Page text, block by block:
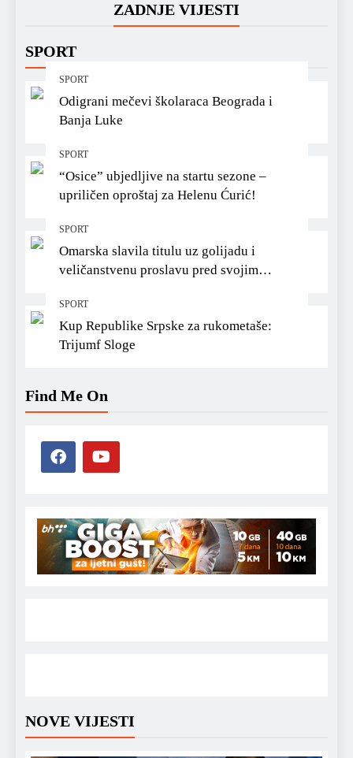
ZADNJE VIJESTI
SPORT
SPORT
Odigrani mečevi školaraca Beograda i
Banja Luke
SPORT
“Osice” ubjedljive na startu sezone –
upriličen oproštaj za Helenu Ćurić!
SPORT
Omarska slavila titulu uz golijadu i
veličanstvenu proslavu pred svojim
SPORT
Kup Republike Srpske za rukometaše:
Trijumf Sloge
Find Me On
NOVE VIJESTI